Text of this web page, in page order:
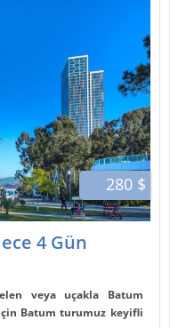
280 $
4 Gün
veya uçakla Batum
Batum turumuz keyifli